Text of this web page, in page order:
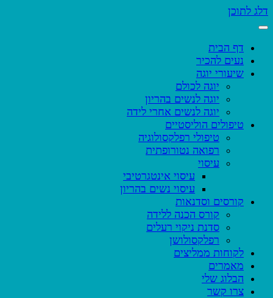
דלג לתוכן
דף הבית
נעים להכיר
שיעורי יוגה
יוגה לכולם
יוגה לנשים בהריון
יוגה לנשים אחרי לידה
טיפולים הוליסטיים
טיפולי רפלקסולוגיה
רפואה נטורופתית
עיסוי
עיסוי אינטגרטיבי
עיסוי נשים בהריון
קורסים וסדנאות
קורס הכנה ללידה
סדנת ניקוי רעלים
רפלקסולושן
לקוחות ממליצים
מאמרים
הבלוג שלי
צרו קשר